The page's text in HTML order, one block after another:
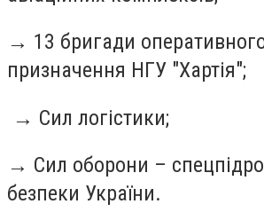
→ 13 бригади
призначення НГУ "Хартія";
→ Сил логістики;
→ Сил оборони –
безпеки України.